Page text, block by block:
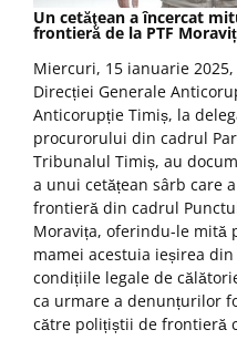
Un cetăţean a încercat
frontieră de la PTF
Miercuri, 15 ianuarie
Direcției Generale
Anticorupție Timiș, la
procurorului din cadrul
Tribunalul Timiș, au
a unui cetățean sârb care
frontieră din cadrul
Moravița, oferindu-le mită
mamei acestuia ieșirea
condițiile legale de
ca urmare a denunțurilor
către polițiștii de frontieră